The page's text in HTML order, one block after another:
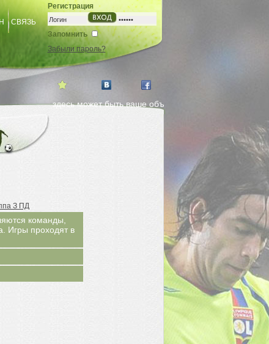
СВЯЗЬ
Регистрация
Запомнить
Забыли пароль?
здесь может быть ваше объявление. заказ на
З ПД
команды,
Игры проходят в